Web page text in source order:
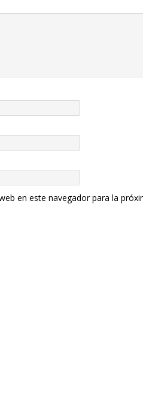
en este navegador para la